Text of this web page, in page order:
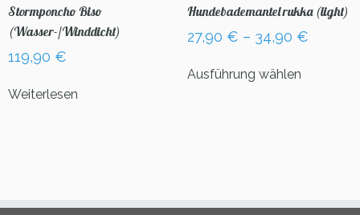
Optionen
auf
Stormponcho Biso
(Wasser-/Winddicht)
119,90 €
Weiterlesen
Hundebademantel rukka (light)
27,90 € – 34,90 €
Ausführung wählenProdukt